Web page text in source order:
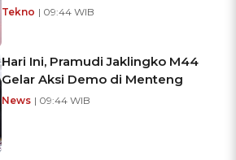
Tekno | 09:44 WIB
Hari Ini, Pramudi Jaklingko M44
Gelar Aksi Demo di Menteng
News | 09:44 WIB